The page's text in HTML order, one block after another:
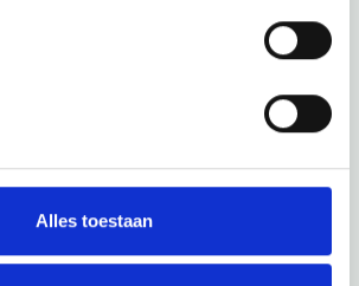
Alles toestaan